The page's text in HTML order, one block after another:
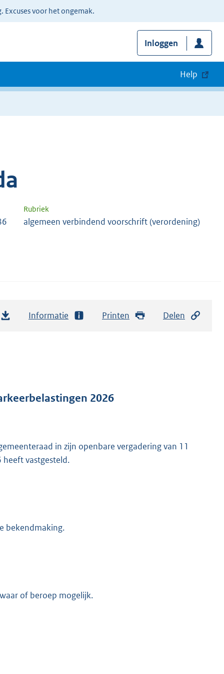
voor het ongemak.
Inloggen
Help
Rubriek
algemeen verbindend voorschrift (verordening)
Informatie Printen Delen
2026
in zijn openbare vergadering van 11
heeft vastgesteld.
bekendmaking.
of beroep mogelijk.